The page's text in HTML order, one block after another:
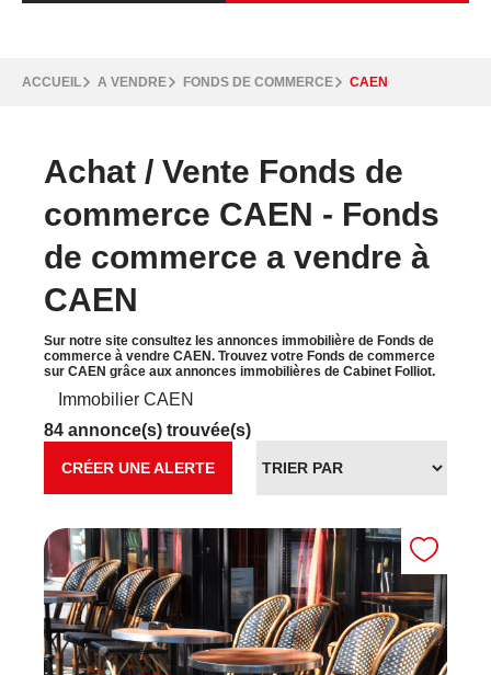
ACCUEIL A VENDRE FONDS DE COMMERCE CAEN
Achat / Vente Fonds de
commerce CAEN - Fonds
de commerce a vendre à
CAEN
Sur notre site consultez les annonces immobilière de Fonds de
commerce à vendre CAEN. Trouvez votre Fonds de commerce
sur CAEN grâce aux annonces immobilières de Cabinet Folliot.
Immobilier CAEN
84 annonce(s) trouvée(s)
CRÉER UNE ALERTE